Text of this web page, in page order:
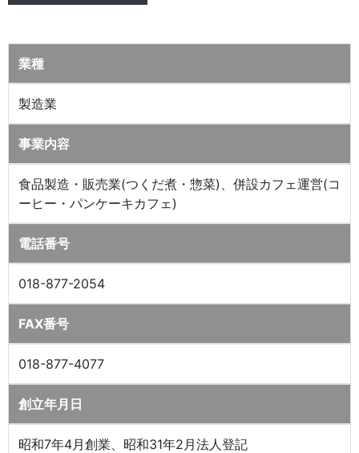
業種
製造業
事業内容
食品製造・販売業(つくだ煮・惣菜)、併設カフェ運営(コ
ーヒー・パンケーキカフェ)
電話番号
018-877-2054
FAX番号
018-877-4077
創立年月日
昭和7年4月創業、昭和31年2月法人登記